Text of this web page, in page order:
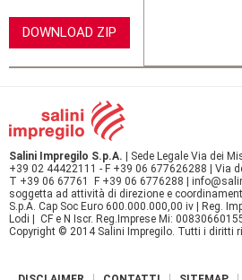
DOWNLOAD ZIP
Salini Impregilo S.p.A. | Sede Legale Via dei
+39 02 44422111 - F +39 06 677626288 | Via
T +39 06 67761 F +39 06 6776288 |
soggetta ad attività di direzione e
S.p.A. Cap Soc Euro 600.000.000,00 iv | Reg.
Lodi | CF e N Iscr. Reg.Imprese Mi:
Copyright © 2014 Salini Impregilo. Tutti i diritti